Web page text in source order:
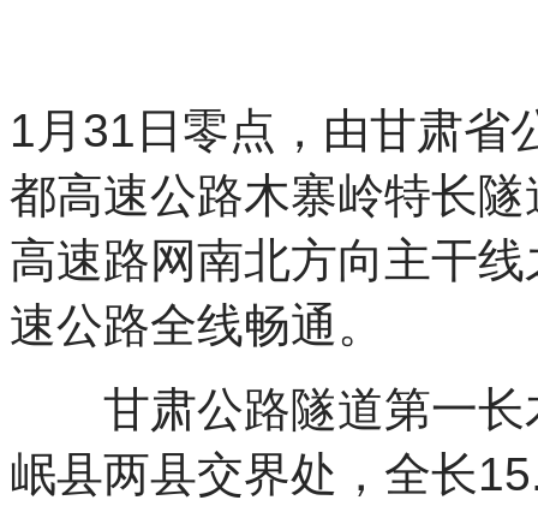
1月31日零点，由甘肃省
都高速公路木寨岭特长
高速路网南北方向主干
速公路全线畅通。
甘肃公路隧道第一长
岷县两县交界处，全长